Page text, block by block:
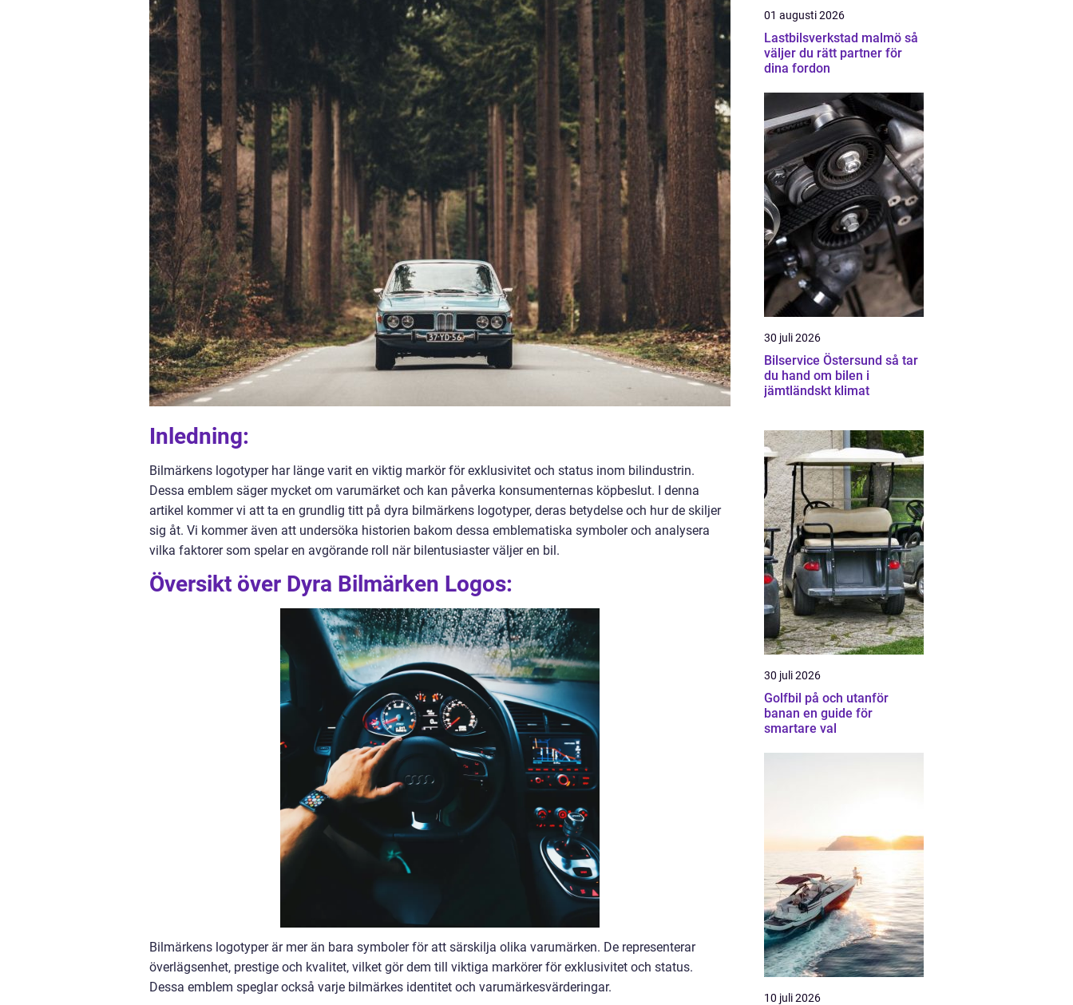
Inledning:
Bilmärkens logotyper har länge varit en viktig markör för exklusivitet och status inom bilindustrin.
Dessa emblem säger mycket om varumärket och kan påverka konsumenternas köpbeslut. I denna
artikel kommer vi att ta en grundlig titt på dyra bilmärkens logotyper, deras betydelse och hur de skiljer
sig åt. Vi kommer även att undersöka historien bakom dessa emblematiska symboler och analysera
vilka faktorer som spelar en avgörande roll när bilentusiaster väljer en bil.
Översikt över Dyra Bilmärken Logos:
Bilmärkens logotyper är mer än bara symboler för att särskilja olika varumärken. De representerar
överlägsenhet, prestige och kvalitet, vilket gör dem till viktiga markörer för exklusivitet och status.
Dessa emblem speglar också varje bilmärkes identitet och varumärkesvärderingar.
01 augusti 2026
Lastbilsverkstad malmö så
väljer du rätt partner för
dina fordon
30 juli 2026
Bilservice Östersund så tar
du hand om bilen i
jämtländskt klimat
30 juli 2026
Golfbil på och utanför
banan en guide för
smartare val
10 juli 2026